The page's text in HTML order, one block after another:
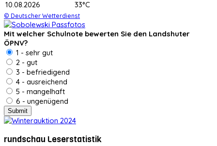
10.08.2026
33°C
© Deutscher Wetterdienst
Mit welcher Schulnote bewerten Sie den Landshuter
ÖPNV?
1 - sehr gut
2 - gut
3 - befriedigend
4 - ausreichend
5 - mangelhaft
6 - ungenügend
rundschau Leserstatistik